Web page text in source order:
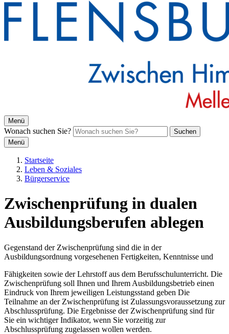
Menü
Wonach suchen Sie?
Suchen
Menü
Startseite
Leben & Soziales
Bürgerservice
Zwischenprüfung in dualen
Ausbildungsberufen ablegen
Gegenstand der Zwischenprüfung sind die in der
Ausbildungsordnung vorgesehenen Fertigkeiten, Kenntnisse und
Fähigkeiten sowie der Lehrstoff aus dem Berufsschulunterricht. Die
Zwischenprüfung soll Ihnen und Ihrem Ausbildungsbetrieb einen
Eindruck von Ihrem jeweiligen Leistungsstand geben Die
Teilnahme an der Zwischenprüfung ist Zulassungsvoraussetzung zur
Abschlussprüfung. Die Ergebnisse der Zwischenprüfung sind für
Sie ein wichtiger Indikator, wenn Sie vorzeitig zur
Abschlussprüfung zugelassen wollen werden.